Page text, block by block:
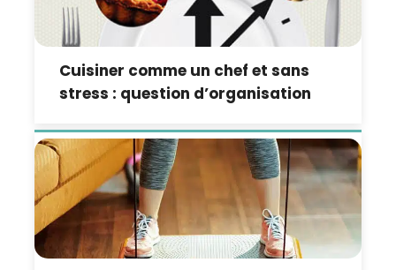
Cuisiner comme un chef et sans
stress : question d’organisation